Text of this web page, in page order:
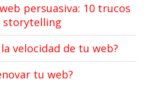
persuasiva: 10 trucos
storytelling
velocidad de tu web?
tu web?